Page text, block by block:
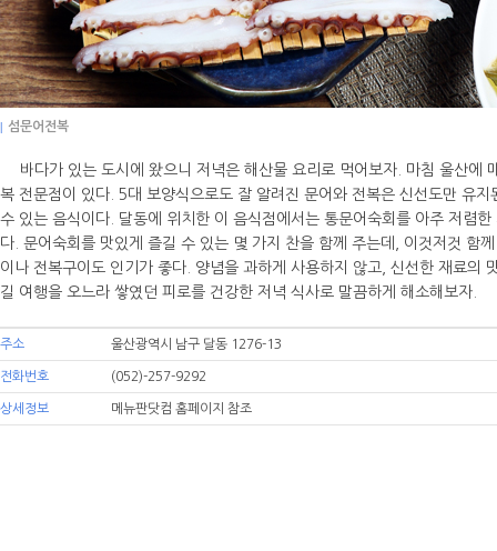
| 섬문어전복
바다가 있는 도시에 왔으니 저녁은 해산물 요리로 먹어보자. 마침 울산에
복 전문점이 있다. 5대 보양식으로도 잘 알려진 문어와 전복은 신선도만 유
수 있는 음식이다. 달동에 위치한 이 음식점에서는 통문어숙회를 아주 저렴
다. 문어숙회를 맛있게 즐길 수 있는 몇 가지 찬을 함께 주는데, 이것저것 함
이나 전복구이도 인기가 좋다. 양념을 과하게 사용하지 않고, 신선한 재료의
길 여행을 오느라 쌓였던 피로를 건강한 저녁 식사로 말끔하게 해소해보자.
주소 울산광역시 남구 달동 1276-13
전화번호 (052)-257-9292
상세정보 메뉴판닷컴 홈페이지 참조